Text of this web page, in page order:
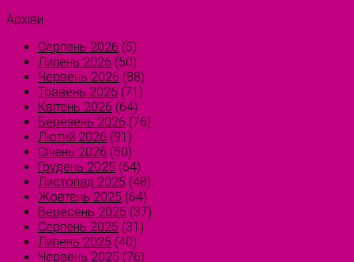
Архіви
Серпень 2026 (5)
Липень 2026 (50)
Червень 2026 (88)
Травень 2026 (71)
Квітень 2026 (64)
Березень 2026 (76)
Лютий 2026 (91)
Січень 2026 (50)
Грудень 2025 (64)
Листопад 2025 (48)
Жовтень 2025 (64)
Вересень 2025 (37)
Серпень 2025 (31)
Липень 2025 (40)
Червень 2025 (76)